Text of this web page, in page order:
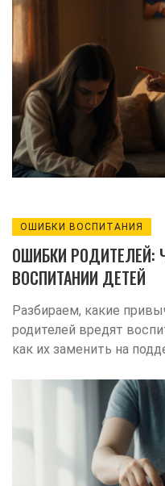
ОШИБКИ ВОСПИТАНИЯ
ОШИБКИ РОДИТЕЛЕЙ:
ВОСПИТАНИИ ДЕТЕЙ
Разбираем, какие
родителей вредят
как их заменить на
развитие ребёнка.